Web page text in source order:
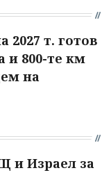
т. готов
и 800-те км
на
и Израел за